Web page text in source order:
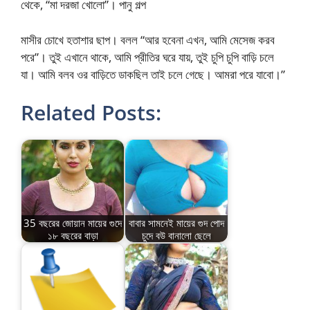
থেকে, “মা দরজা খোলো”। পানু গল্প
মাসীর চোখে হতাশার ছাপ। বলল “আর হবেনা এখন, আমি মেসেজ করব
পরে”। তুই এখানে থাকে, আমি প্রীতির ঘরে যায়, তুই চুপি চুপি বাড়ি চলে
যা। আমি বলব ওর বাড়িতে ডাকছিল তাই চলে গেছে। আমরা পরে যাবো।”
Related Posts:
35 বছরের জোয়ান মায়ের গুদে
১৮ বছরের বাড়া
বাবার সামনেই মায়ের গুদ পোদ
চুদে বউ বানালো ছেলে